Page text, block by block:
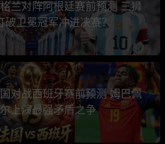
兰对阵阿根廷赛前预测 三狮
破卫冕冠军冲进决赛？
对战西班牙赛前预测 姆巴佩
上演最强矛盾之争